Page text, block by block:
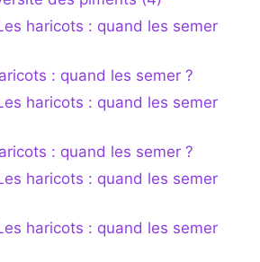
haricots : quand les semer
: quand les semer ?
haricots : quand les semer
: quand les semer ?
haricots : quand les semer
haricots : quand les semer